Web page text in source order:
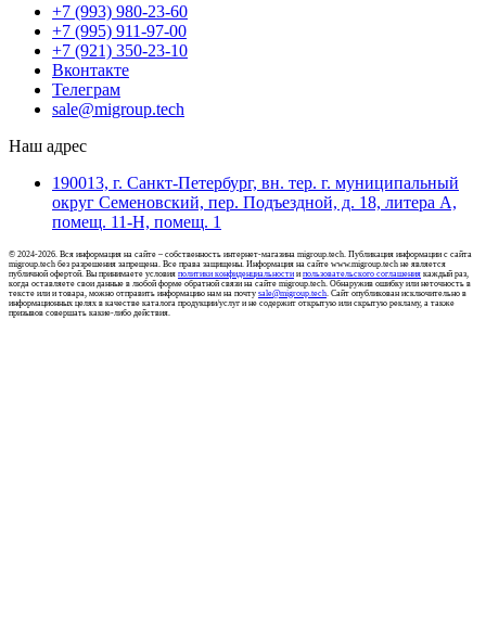
+7 (993) 980-23-60
+7 (995) 911-97-00
+7 (921) 350-23-10
Вконтакте
Телеграм
sale@migroup.tech
Наш адрес
190013, г. Санкт-Петербург, вн. тер. г. муниципальный
округ Семеновский, пер. Подъездной, д. 18, литера А,
помещ. 11-Н, помещ. 1
© 2024-2026. Вся информация на сайте – собственность интернет-магазина migroup.tech. Публикация информации с сайта
migroup.tech без разрешения запрещена. Все права защищены. Информация на сайте www.migroup.tech не является
публичной офертой. Вы принимаете условия политики конфиденциальности и пользовательского соглашения каждый раз,
когда оставляете свои данные в любой форме обратной связи на сайте migroup.tech. Обнаружив ошибку или неточность в
тексте или и товара, можно отправить информацию нам на почту sale@migroup.tech. Сайт опубликован исключительно в
информационных целях в качестве каталога продукции/услуг и не содержит открытую или скрытую рекламу, а также
призывов совершать какие-либо действия.